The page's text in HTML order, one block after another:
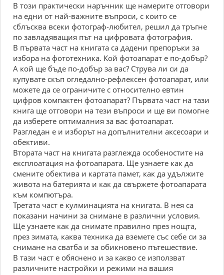
В този практически наръчник ще намерите отговори
на едни от най-важните въпроси, с които се
сблъсква всеки фотограф-любител, решил да тръгне
по завладяващия път на цифровата фотография.
В първата част на книгата са дадени препоръки за
избора на фототехника. Кой фотоапарат е по-добър?
А кой ще бъде по-добър за вас? Струва ли си да
купувате скъп огледално-рефлексен фотоапарат, или
можете да се ограничите с относително евтин
цифров компактен фотоапарат? Първата част на тази
книга ще отговори на тези въпроси и ще ви помогне
да изберете оптималния за вас фотоапарат.
Разгледан е и изборът на допълнителни аксесоари и
обективи.
Втората част на книгата разглежда особеностите на
експлоатация на фотоапарата. Ще узнаете как да
смените обектива и картата памет, как да удължите
живота на батерията и как да свържете фотоапарата
към компютъра.
Третата част е кулминацията на книгата. В нея са
показани начини за снимане в различни условия.
Ще узнаете как да снимате правилно през нощта,
през зимата, каква техника да вземете със себе си за
снимане на сватба и за обикновено пътешествие.
В тази част е обяснено и за какво се използват
различните настройки и режими на вашия